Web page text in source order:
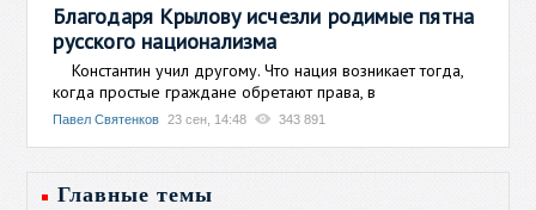
Благодаря Крылову исчезли родимые пятна
русского национализма
Константин учил другому. Что нация возникает тогда,
когда простые граждане обретают права, в
Павел Святенков 23 сен, 14:48 343 891
Главные темы